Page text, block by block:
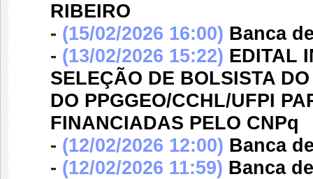
RIBEIRO
- (15/02/2026 16:00) Banca
- (13/02/2026 15:22) EDITAL
SELEÇÃO DE BOLSISTA
DO PPGGEO/CCHL/UFPI
FINANCIADAS PELO CNPq
- (12/02/2026 12:00) Banca
- (12/02/2026 11:59) Banca